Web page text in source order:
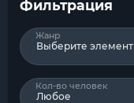
Фильтрация
Жанр
Выберите элемент
Кол-во человек
Любое